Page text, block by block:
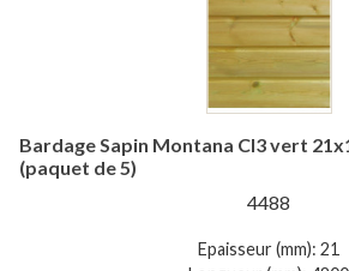
Bardage Sapin Montana Cl3 vert
(paquet de 5)
4488
Epaisseur (mm): 21